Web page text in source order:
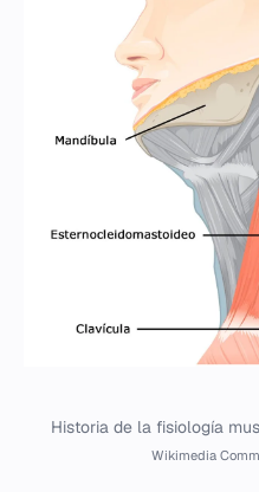
Historia de la fisiología
Wikimedia